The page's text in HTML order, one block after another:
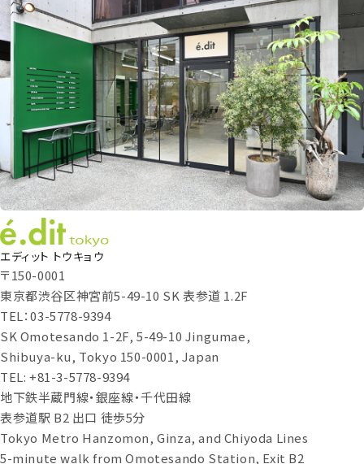
エディット トウキョウ
〒150-0001
東京都渋谷区神宮前5-49-10 SK 表参道 1.2F
TEL：03-5778-9394
SK Omotesando 1-2F, 5-49-10 Jingumae,
Shibuya-ku, Tokyo 150-0001, Japan
TEL: +81-3-5778-9394
地下鉄半蔵門線・銀座線・千代田線
表参道駅 B2 出口 徒歩5分
Tokyo Metro Hanzomon, Ginza, and Chiyoda Lines
5-minute walk from Omotesando Station, Exit B2